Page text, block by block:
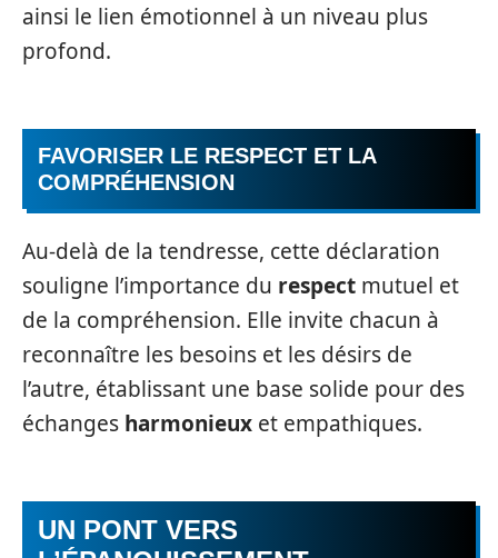
ainsi le lien émotionnel à un niveau plus
profond.
FAVORISER LE RESPECT ET LA
COMPRÉHENSION
Au-delà de la tendresse, cette déclaration
souligne l’importance du respect mutuel et
de la compréhension. Elle invite chacun à
reconnaître les besoins et les désirs de
l’autre, établissant une base solide pour des
échanges harmonieux et empathiques.
UN PONT VERS